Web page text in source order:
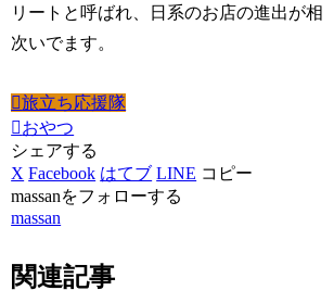
リートと呼ばれ、日系のお店の進出が相
次いでます。
旅立ち応援隊
おやつ
シェアする
X Facebook はてブ LINE コピー
massanをフォローする
massan
関連記事